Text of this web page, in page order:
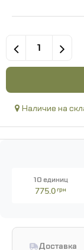
Наличие на
10 единиц
775.0грн
Доставка